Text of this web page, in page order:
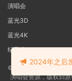
演唱会
蓝光3D
蓝光4K
纪录片
©2022 蓝光电影网本
演唱会资源，版权归
2024年之后